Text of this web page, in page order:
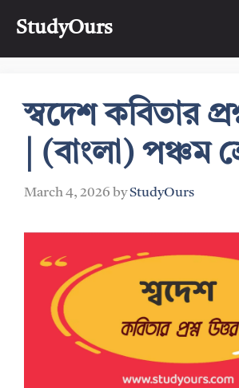
StudyOurs
স্বদেশ কবিতার
| (বাংলা) পঞ্চম
March 4, 2026 byStudyOurs